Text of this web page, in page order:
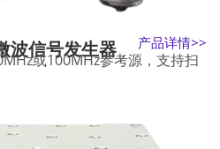
产品详情>>
波信号发生器
或100MHz参考源，支持扫